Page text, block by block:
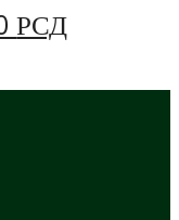
РСД